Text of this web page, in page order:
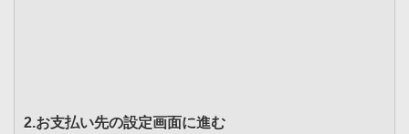
2.お支払い先の設定画面に進む